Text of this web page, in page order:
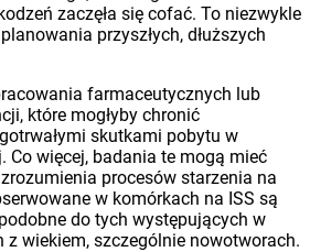
zaczęła się cofać. To niezwykle
przyszłych, dłuższych
farmaceutycznych lub
które mogłyby chronić
skutkami pobytu w
Co więcej, badania te mogą mieć
procesów starzenia na
w komórkach na ISS są
do tych występujących w
wiekiem, szczególnie nowotworach.